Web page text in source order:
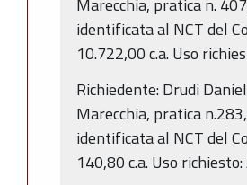
identificata al NCT del
10.722,00 c.a. Uso
Richiedente: Drudi
Marecchia, pratica
identificata al NCT del
140,80 c.a. Uso